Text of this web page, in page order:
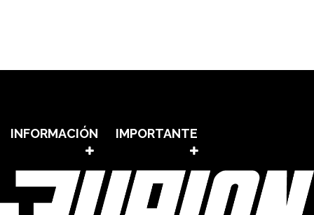
INFORMACIÓN IMPORTANTE